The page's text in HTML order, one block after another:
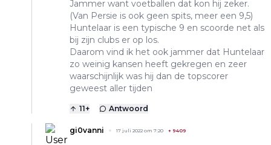
Jammer want voetballen dat kon hij zeker.
(Van Persie is ook geen spits, meer een 9,5)
Huntelaar is een typische 9 en scoorde net als
bij zijn clubs er op los.
Daarom vind ik het ook jammer dat Huntelaar
zo weinig kansen heeft gekregen en zeer
waarschijnlijk was hij dan de topscorer
geweest aller tijden
11+ Antwoord
gi0vanni 17 juli 2022 om 7:20 + 9409